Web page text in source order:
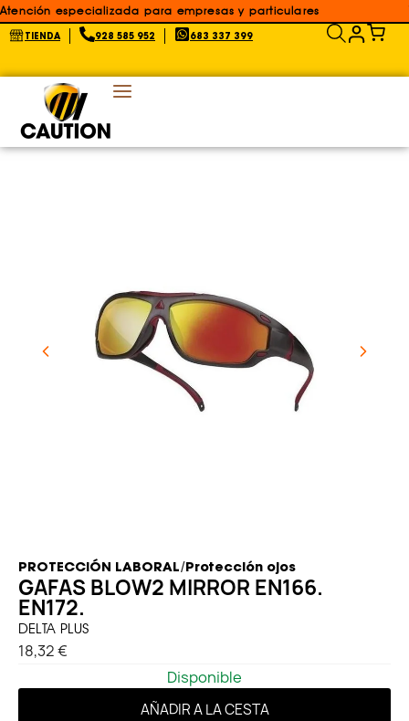
Atención especializada para empresas y particulares
TIENDA 928 585 952 683 337 399
PROTECCIÓN LABORAL/Protección ojos
GAFAS BLOW2 MIRROR EN166.
EN172.
DELTA PLUS
18,32 €
Disponible
AÑADIR A LA CESTA